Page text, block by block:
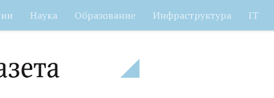
Наука Образование Инфраструктура IT